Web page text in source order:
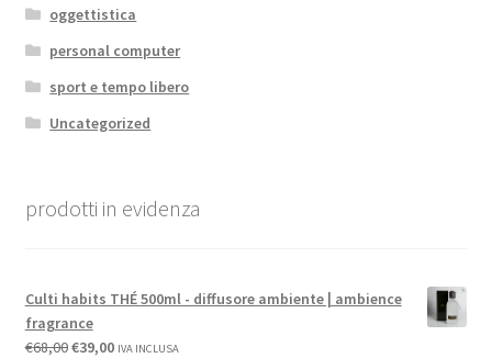
oggettistica
personal computer
sport e tempo libero
Uncategorized
prodotti in evidenza
Culti habits THÉ 500ml - diffusore ambiente | ambience
fragrance
€68,00€39,00 IVA INCLUSA